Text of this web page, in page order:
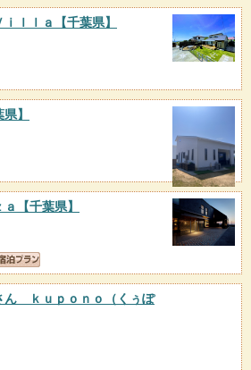
ｌｌａ 【千葉県】
県】
【千葉県】
ん ｋｕｐｏｎｏ（くぅぽ